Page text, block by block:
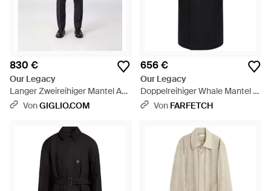
830 €
Our Legacy
Langer Zweireihiger Mantel Aus
Woll- Und Mohairmischung Mit
VonGIGLIO.COM
656 €
Our Legacy
Doppelreihiger Whale Mantel -
Schwarz
Von FARFETCH